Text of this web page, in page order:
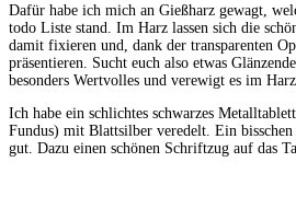
Dafür habe ich mich an Gießharz gewagt,
todo Liste stand. Im Harz lassen sich die
damit fixieren und, dank der transparenten
präsentieren. Sucht euch also etwas
besonders Wertvolles und verewigt es im Harz.
Ich habe ein schlichtes schwarzes
Fundus) mit Blattsilber veredelt. Ein
gut. Dazu einen schönen Schriftzug auf das